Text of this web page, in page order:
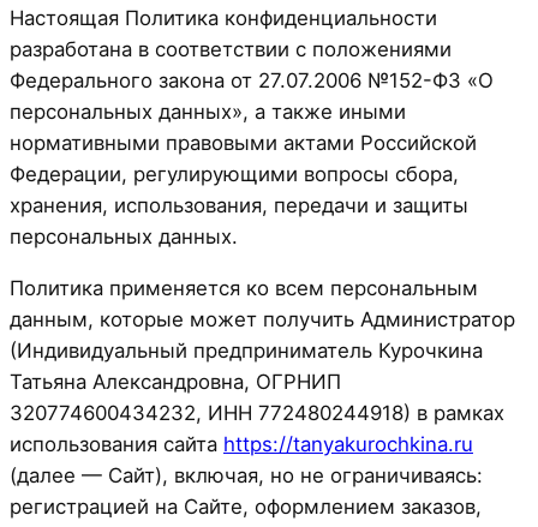
Настоящая Политика конфиденциальности
разработана в соответствии с положениями
Федерального закона от 27.07.2006 №152-ФЗ «О
персональных данных», а также иными
нормативными правовыми актами Российской
Федерации, регулирующими вопросы сбора,
хранения, использования, передачи и защиты
персональных данных.
Политика применяется ко всем персональным
данным, которые может получить Администратор
(Индивидуальный предприниматель Курочкина
Татьяна Александровна, ОГРНИП
320774600434232, ИНН 772480244918) в рамках
использования сайта https://tanyakurochkina.ru
(далее — Сайт), включая, но не ограничиваясь:
регистрацией на Сайте, оформлением заказов,